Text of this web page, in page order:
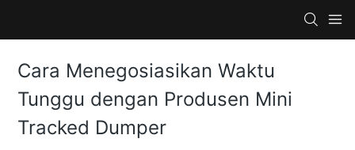
Cara Menegosiasikan Waktu
Tunggu dengan Produsen Mini
Tracked Dumper